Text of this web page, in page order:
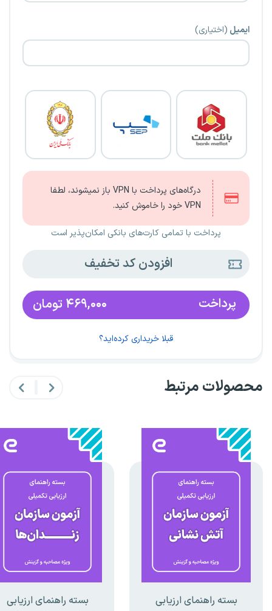
ایمیل (اختیاری)
درگاه‌های پرداخت با VPN باز نمیشوند، لطفا
VPN خود را خاموش کنید.
پرداخت با تمامی کارت‌های بانکی امکان‌پذیر است
افزودن کد تخفیف
پرداخت ۴۶۹,۰۰۰ تومان
قبلا خریداری کرده‌اید؟
محصولات مرتبط
بسته راهنمای ارزیابی
بسته راهنمای ارزیابی